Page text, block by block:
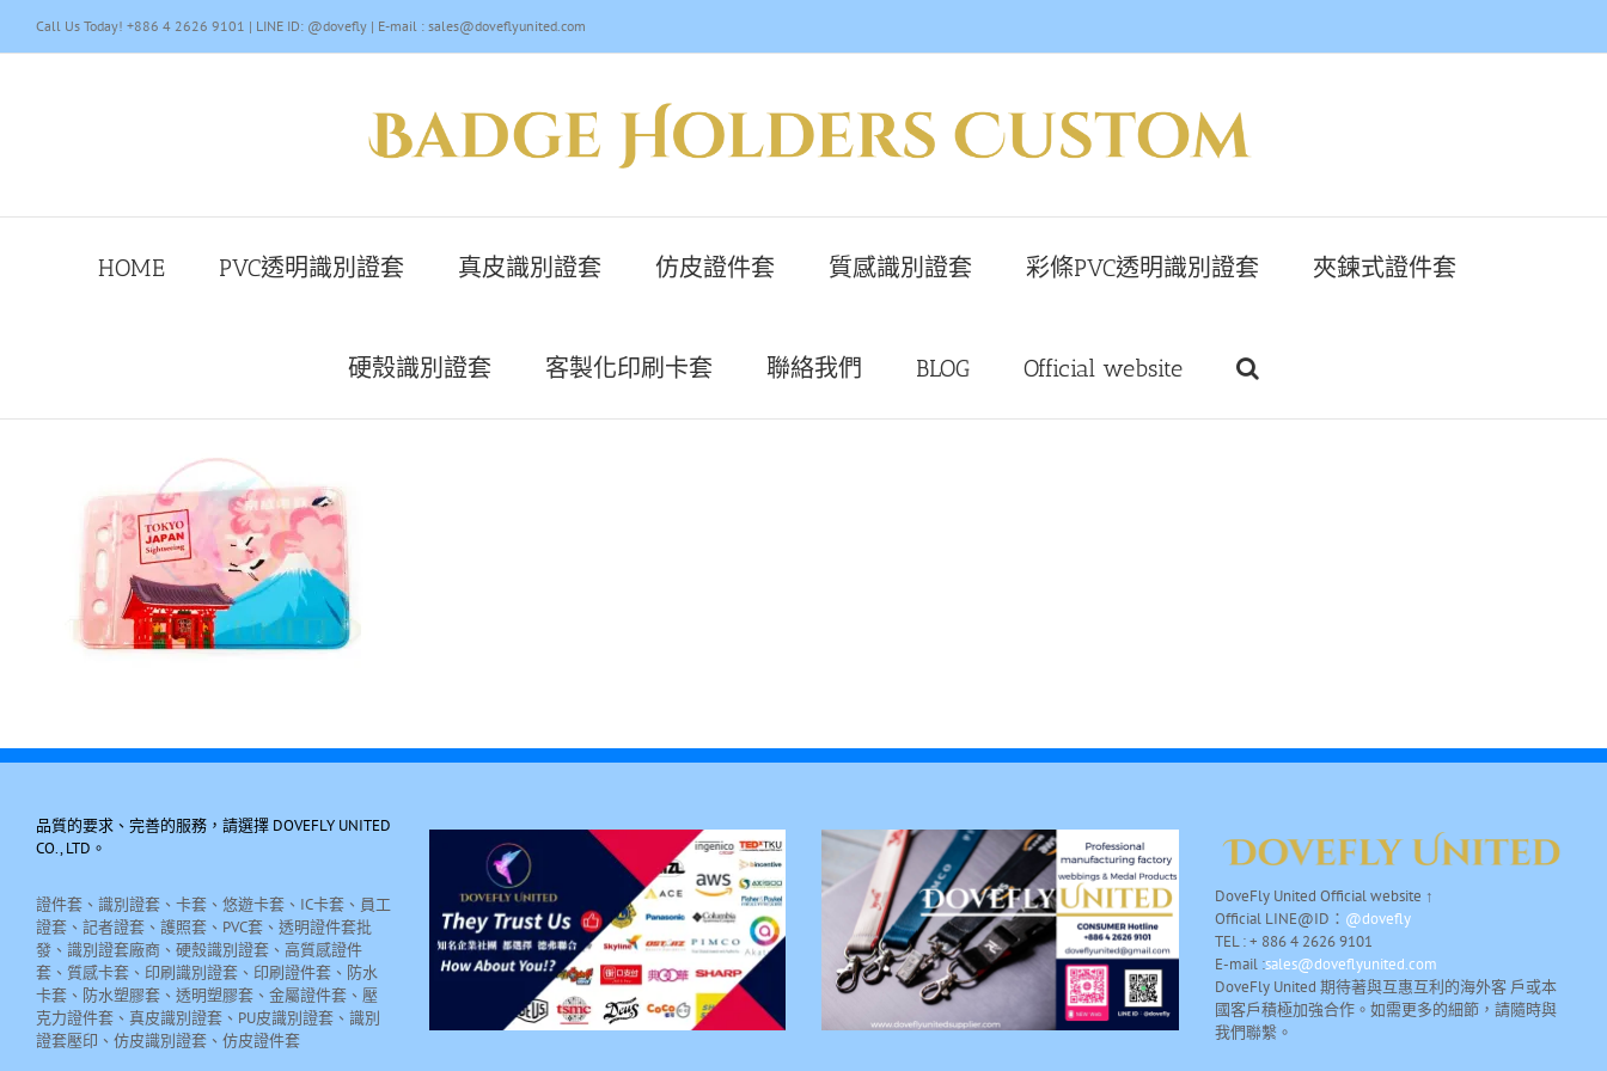
content
Call Us Today! +886 4 2626 9101 | LINE ID: @dovefly | E-mail : sales@doveflyunited.com
HOME PVC透明識別證套 真皮識別證套 仿皮證件套 質感識別證套 彩條PVC透明識別證套 夾鍊式證件套
硬殼識別證套 客製化印刷卡套 聯絡我們 BLOG Official website
品質的要求、完善的服務，請選擇 DOVEFLY UNITED
CO., LTD。
證件套、識別證套、卡套、悠遊卡套、IC卡套、員工
證套、記者證套、護照套、PVC套、透明證件套批
發、識別證套廠商、硬殼識別證套、高質感證件
套、質感卡套、印刷識別證套、印刷證件套、防水
卡套、防水塑膠套、透明塑膠套、金屬證件套、壓
克力證件套、真皮識別證套、PU皮識別證套、識別
證套壓印、仿皮識別證套、仿皮證件套
DoveFly United Official website ↑
Official LINE@ID： @dovefly
TEL : + 886 4 2626 9101
E-mail :sales@doveflyunited.com
DoveFly United 期待著與互惠互利的海外客 戶或本
國客戶積極加強合作。如需更多的細節，請隨時與
我們聯繫。